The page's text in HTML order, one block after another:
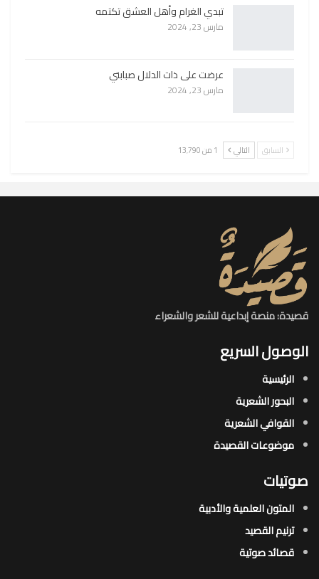
تبدي الغرام وأهل العشق تكتمه
مارس 23, 2024
عرضت على ذات الدلال صبابتي
مارس 23, 2024
السابق التالي 1 من 13٬790
قصيدة: منصة إبداعية للشعر والشعراء
الوصول السريع
الرئيسية
البحور الشعرية​
القوافي الشعرية​
موضوعات القصيدة​
صوتيات
المتون العلمية والأدبية
ترنيم القصيد
قصائد صوتية